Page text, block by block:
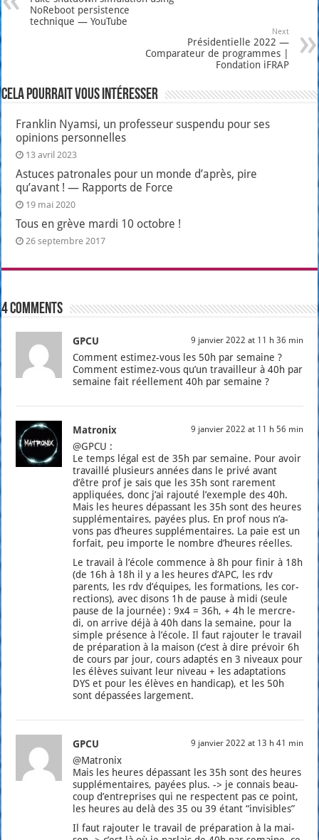
NoReboot persistence
technique — YouTube
Next
Présidentielle 2022 —
Comparateur de programmes |
Fondation iFRAP
Cela pourrait vous intéresser
Franklin Nyamsi, un professeur suspendu pour ses
opinions personnelles
13 avril 2023
Astuces patronales pour un monde d’après, pire
qu’avant ! — Rapports de Force
19 mai 2020
Tous en grève mardi 10 octobre !
26 septembre 2017
4 comments
GPCU 9 janvier 2022 at 11 h 36 min
Com­ment esti­mez-vous les 50h par semaine ?
Com­ment esti­mez-vous qu’un tra­vailleur à 40h par
semaine fait réel­le­ment 40h par semaine ?
Matronix 9 janvier 2022 at 11 h 56 min
@GPCU :
Le temps légal est de 35h par semaine. Pour avoir
tra­vaillé plu­sieurs années dans le pri­vé avant
d’être prof je sais que les 35h sont rare­ment
appli­quées, donc j’ai rajou­té l’exemple des 40h.
Mais les heures dépas­sant les 35h sont des heures
sup­plé­men­taires, payées plus. En prof nous n’a­
vons pas d’heures sup­plé­men­taires. La paie est un
for­fait, peu importe le nombre d’heures réelles.
Le tra­vail à l’é­cole com­mence à 8h pour finir à 18h
(de 16h à 18h il y a les heures d’APC, les rdv
parents, les rdv d’é­quipes, les for­ma­tions, les cor­
rec­tions), avec disons 1h de pause à midi (seule
pause de la jour­née) : 9x4 = 36h, + 4h le mer­cre­
di, on arrive déjà à 40h dans la semaine, pour la
simple pré­sence à l’é­cole. Il faut rajou­ter le tra­vail
de pré­pa­ra­tion à la mai­son (c’est à dire pré­voir 6h
de cours par jour, cours adap­tés en 3 niveaux pour
les élèves sui­vant leur niveau + les adap­ta­tions
DYS et pour les élèves en han­di­cap), et les 50h
sont dépas­sées lar­ge­ment.
GPCU 9 janvier 2022 at 13 h 41 min
@Matronix
Mais les heures dépas­sant les 35h sont des heures
sup­plé­men­taires, payées plus. -> je connais beau­
coup d’en­tre­prises qui ne res­pectent pas ce point,
les heures au delà des 35 ou 39 étant “invi­sibles”
Il faut rajou­ter le tra­vail de pré­pa­ra­tion à la mai­